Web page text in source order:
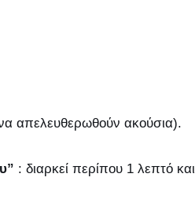
απελευθερωθούν ακούσια).
: διαρκεί περίπου 1 λεπτό και